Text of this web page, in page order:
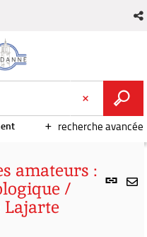
recherche avancée
Lien
amateurs :
/
Lajarte